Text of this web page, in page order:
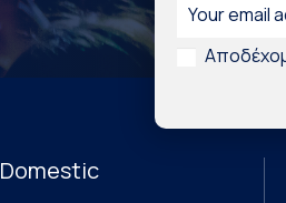
Domestic